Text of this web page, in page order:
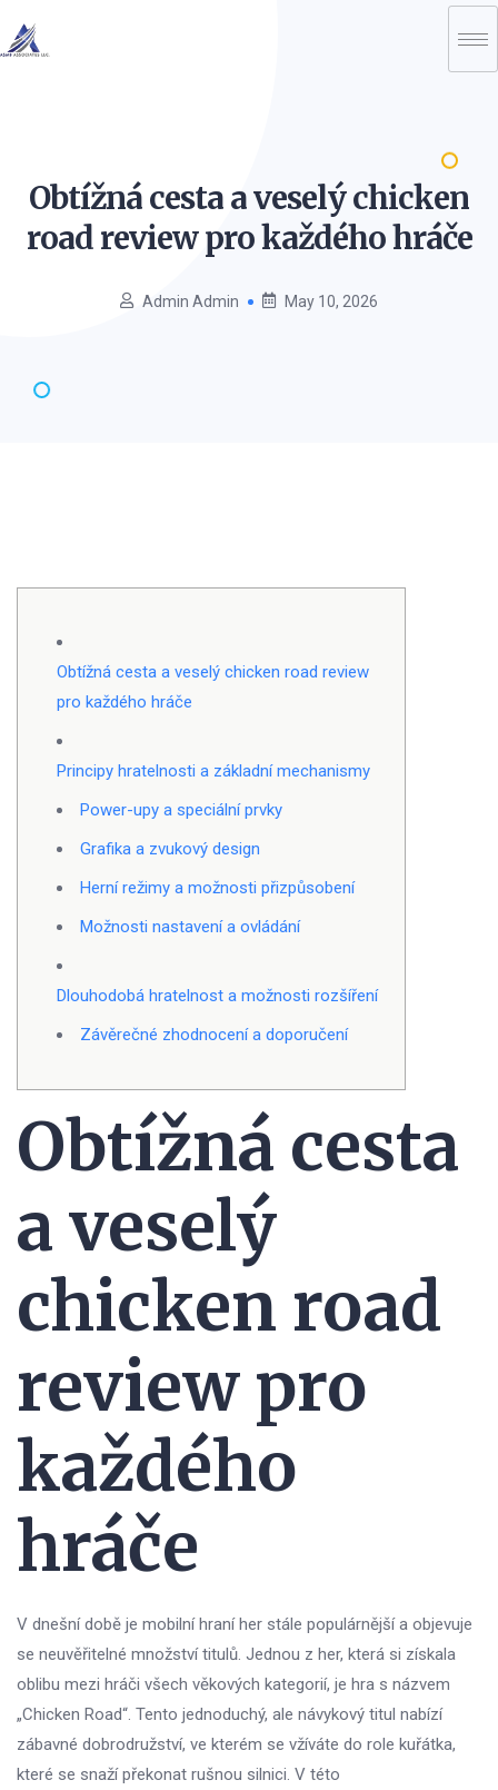
Obtížná cesta a veselý chicken
road review pro každéhohráče
Admin Admin May 10, 2026
Obtížná cesta a veselý chicken road review
pro každého hráče
Principy hratelnosti a základní mechanismy
Power-upy a speciální prvky
Grafika a zvukový design
Herní režimy a možnosti přizpůsobení
Možnosti nastavení a ovládání
Dlouhodobá hratelnost a možnosti rozšíření
Závěrečné zhodnocení a doporučení
Obtížná cesta
a veselý
chicken road
review pro
každého
hráče
V dnešní době je mobilní hraní her stále populárnější a objevuje
se neuvěřitelné množství titulů. Jednou z her, která si získala
oblibu mezi hráči všech věkových kategorií, je hra s názvem
„Chicken Road“. Tento jednoduchý, ale návykový titul nabízí
zábavné dobrodružství, ve kterém se vžíváte do role kuřátka,
které se snaží překonat rušnou silnici. V této